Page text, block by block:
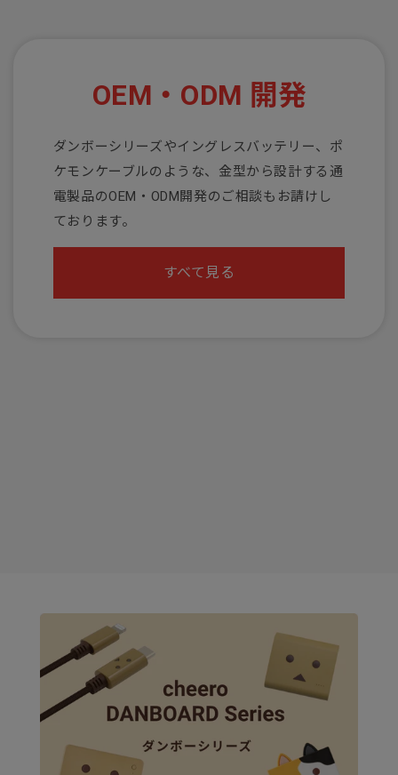
OEM・ODM 開発
ダンボーシリーズやイングレスバッテリー、ポ
ケモンケーブルのような、金型から設計する通
電製品のOEM・ODM開発のご相談もお請けし
ております。
すべて見る